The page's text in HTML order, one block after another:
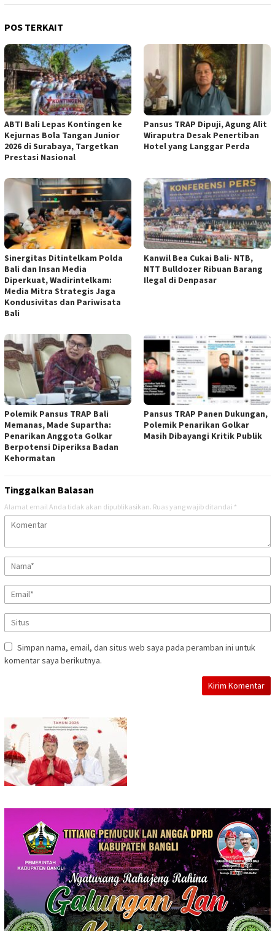
POS TERKAIT
ABTI Bali Lepas Kontingen ke
Kejurnas Bola Tangan Junior
2026 di Surabaya, Targetkan
Prestasi Nasional
Pansus TRAP Dipuji, Agung Alit
Wiraputra Desak Penertiban
Hotel yang Langgar Perda
Sinergitas Ditintelkam Polda
Bali dan Insan Media
Diperkuat, Wadirintelkam:
Media Mitra Strategis Jaga
Kondusivitas dan Pariwisata
Bali
Kanwil Bea Cukai Bali- NTB,
NTT Bulldozer Ribuan Barang
Ilegal di Denpasar
Polemik Pansus TRAP Bali
Memanas, Made Supartha:
Penarikan Anggota Golkar
Berpotensi Diperiksa Badan
Kehormatan
Pansus TRAP Panen Dukungan,
Polemik Penarikan Golkar
Masih Dibayangi Kritik Publik
Tinggalkan Balasan
Alamat email Anda tidak akan dipublikasikan. Ruas yang wajib ditandai *
Simpan nama, email, dan situs web saya pada peramban ini untuk
komentar saya berikutnya.